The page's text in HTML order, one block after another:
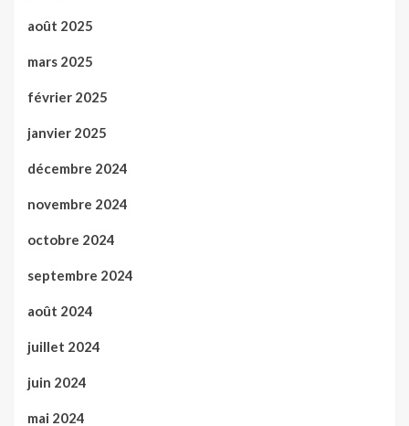
août 2025
mars 2025
février 2025
janvier 2025
décembre 2024
novembre 2024
octobre 2024
septembre 2024
août 2024
juillet 2024
juin 2024
mai 2024